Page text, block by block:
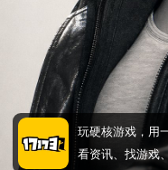
玩硬核游戏，用
看资讯、找游戏